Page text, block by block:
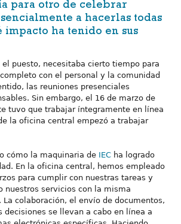
para otro de celebrar
a hacerlas todas
impacto ha tenido en sus
el puesto, necesitaba cierto tiempo para
con el personal y la comunidad
las reuniones presenciales
Sin embargo, el 16 de marzo de
tuvo que trabajar íntegramente en línea
la oficina central empezó a trabajar
cómo la maquinaria de IEC ha logrado
En la oficina central, hemos empleado
para cumplir con nuestras tareas y
nuestros servicios con la misma
colaboración, el envío de documentos,
decisiones se llevan a cabo en línea a